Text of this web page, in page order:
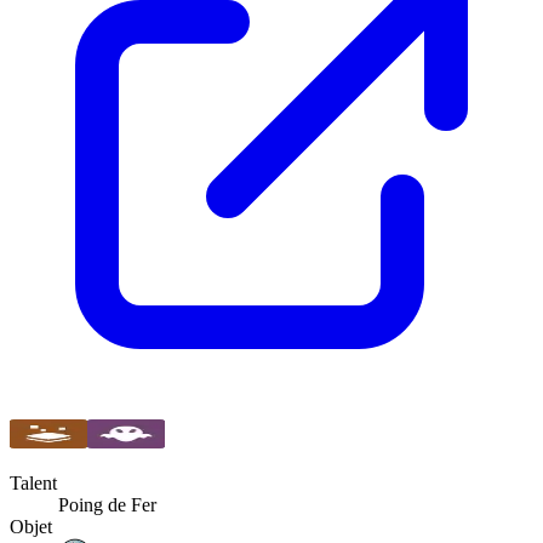
Talent
Poing de Fer
Objet